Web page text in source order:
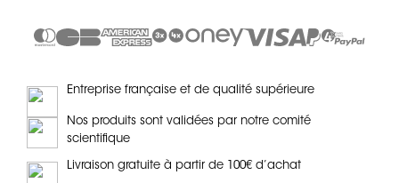
Entreprise française et de qualité supérieure
Nos produits sont validées par notre comité
scientifique
Livraison gratuite à partir de 100€ d’achat